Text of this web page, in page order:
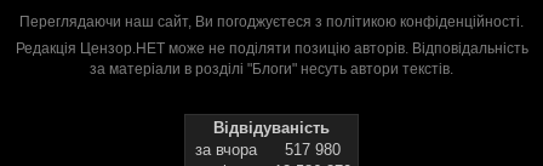
Переглядаючи наш сайт, Ви погоджуєтеся з політикою конфіденційності.
Редакція Цензор.НЕТ може не поділяти позицію авторів. Відповідальність
за матеріали в розділі "Блоги" несуть автори текстів.
Відвідуваність
за вчора
517 980